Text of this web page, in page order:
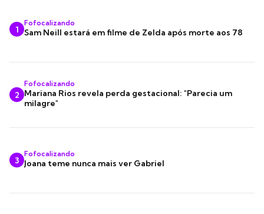
1
Fofocalizando
Sam Neill estará em filme de Zelda após morte aos 78
2
Fofocalizando
Mariana Rios revela perda gestacional: "Parecia um
milagre"
3
Fofocalizando
Joana teme nunca mais ver Gabriel